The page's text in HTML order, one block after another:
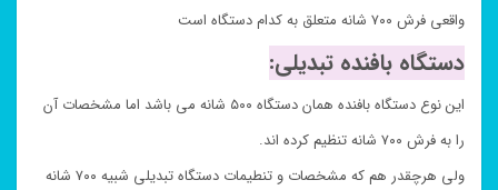
واقعی فرش ۷۰۰ شانه متعلق به کدام دستگاه است
دستگاه بافنده تبدیلی:
این نوع دستگاه بافنده همان دستگاه ۵۰۰ شانه می باشد اما مشخصات آن
را به فرش ۷۰۰ شانه تنظیم کرده اند.
ولی هرچقدر هم که مشخصات و تنطیمات دستگاه تبدیلی شبیه ۷۰۰ شانه